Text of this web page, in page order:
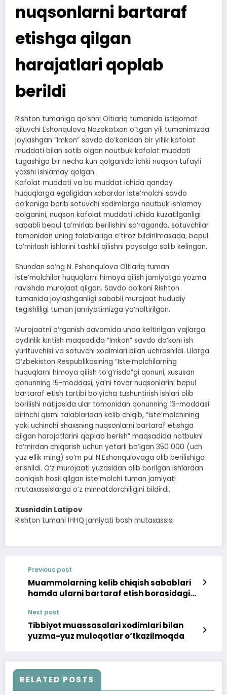
nuqsonlarni bartaraf
etishga qilgan
harajatlari qoplab
berildi
Rishton tumaniga qo‘shni Oltiariq tumanida istiqomat
qiluvchi Eshonqulova Nazokatxon o‘tgan yili tumanimizda
joylashgan “Imkon” savdo do‘konidan bir yillik kafolat
muddati bilan sotib olgan noutbuk kafolat muddati
tugashiga bir necha kun qolganida ichki nuqson tufayli
yaxshi ishlamay qolgan.
Kafolat muddati va bu muddat ichida qanday
huquqlarga egaligidan xabardor iste’molchi savdo
do‘koniga borib sotuvchi xodimlarga noutbuk ishlamay
qolganini, nuqson kafolat muddati ichida kuzatilganligi
sababli bepul ta’mirlab berilishini so‘raganda, sotuvchilar
tomonidan uning talablariga e’tiroz bildirilmasada, bepul
ta’mirlash ishlarini tashkil qilishni paysalga solib kelingan.
Shundan so‘ng N. Eshonqulova Oltiariq tuman
iste’molchilar huquqlarni himoya qilish jamiyatga yozma
ravishda murojaat qilgan. Savdo do‘koni Rishton
tumanida joylashganligi sababli murojaat hududiy
tegishliligi tuman jamiyatimizga yo‘naltirilgan.
Murojaatni o‘rganish davomida unda keltirilgan vajlarga
oydinlik kiritish maqsadida “Imkon” savdo do‘koni ish
yurituvchisi va sotuvchi xodimlari bilan uchrashildi. Ularga
O‘zbekiston Respublikasining “Iste’molchilarning
huquqlarni himoya qilish to‘g‘risda”gi qonuni, xususan
qonunning 15-moddasi, ya’ni tovar nuqsonlarini bepul
bartaraf etish tartibi bo‘yicha tushuntirish ishlari olib
borilishi natijasida ular tomonidan qonunning 13-moddasi
birinchi qismi talablaridan kelib chiqib, “iste’molchining
yoki uchinchi shaxsning nuqsonlarni bartaraf etishga
qilgan harajatlarini qoplab berish” maqsadida notbukni
ta’mirdan chiqarish uchun yetarli bo‘lgan 350 000 (uch
yuz ellik ming) so‘m pul N.Eshonqulovaga olib berilishiga
erishildi. O‘z murojaati yuzasidan olib borilgan ishlardan
qoniqish hosil qilgan iste’molchi tuman jamiyati
mutaxassislarga o‘z minnatdorchiligini bildirdi.
Xusniddin Latipov
Rishton tumani IHHQ jamiyati bosh mutaxassisi
Previous post
Muammolarning kelib chiqish sabablari
hamda ularni bartaraf etish borasidagi
Next post
Tibbiyot muassasalari xodimlari bilan
yuzma-yuz muloqotlar o‘tkazilmoqda
RELATED POSTS